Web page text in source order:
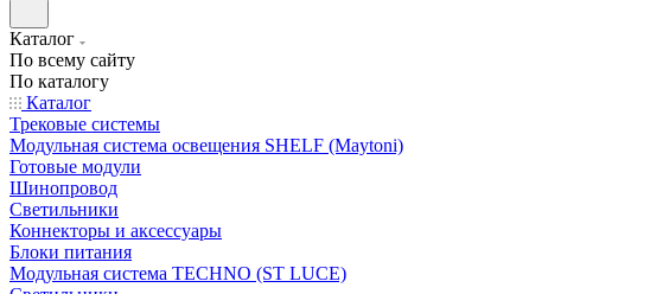
Каталог
По всему сайту
По каталогу
Каталог
Трековые системы
Модульная система освещения SHELF (Maytoni)
Готовые модули
Шинопровод
Светильники
Коннекторы и аксессуары
Блоки питания
Модульная система TECHNO (ST LUCE)